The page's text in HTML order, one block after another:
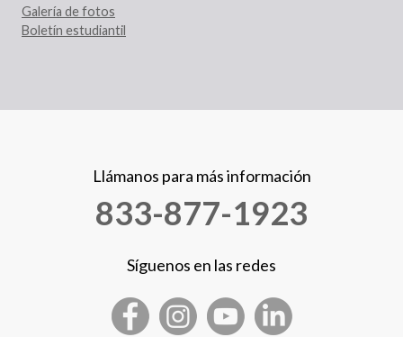
Galería de fotos
Boletín estudiantil
Llámanos para más información
833-877-1923
Síguenos en las redes